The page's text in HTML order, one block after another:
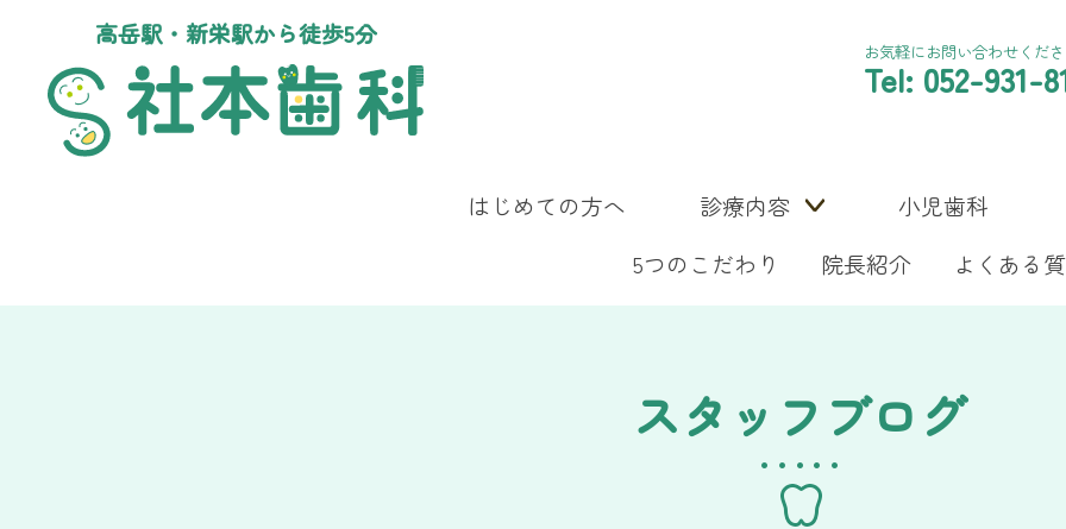
高岳駅・新栄駅から徒歩5分
お気軽にお問い合わせくだ
Tel: 052-931-
はじめての方へ 診療内容 小児歯科
5つのこだわり
院長紹介 よくある
スタッフブログ